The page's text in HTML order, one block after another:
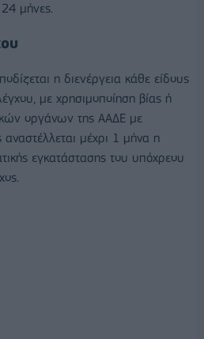
μήνες.
η διενέργεια κάθε είδους
με χρησιμοποίηση βίας ή
οργάνων της ΑΑΔΕ με
μέχρι 1 μήνα η
εγκατάστασης του υπόχρεου